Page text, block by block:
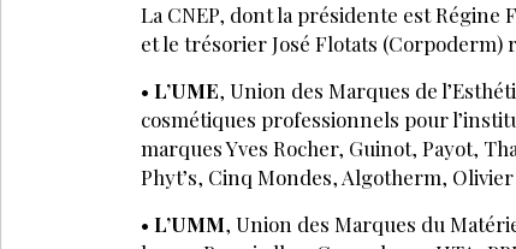
La CNEP, dont la présidente est
et le trésorier José Flotats (Corpoderm)
• L’UME, Union des Marques de
cosmétiques professionnels pour
marques Yves Rocher, Guinot, Payot,
Phyt’s, Cinq Mondes, Algotherm,
• L’UMM, Union des Marques du